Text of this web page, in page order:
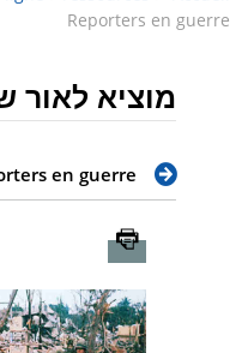
Reporters en guerre
מוציא לאור
en guerre